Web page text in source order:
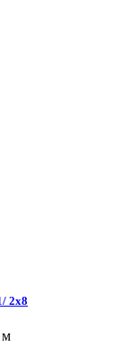
2x8
м